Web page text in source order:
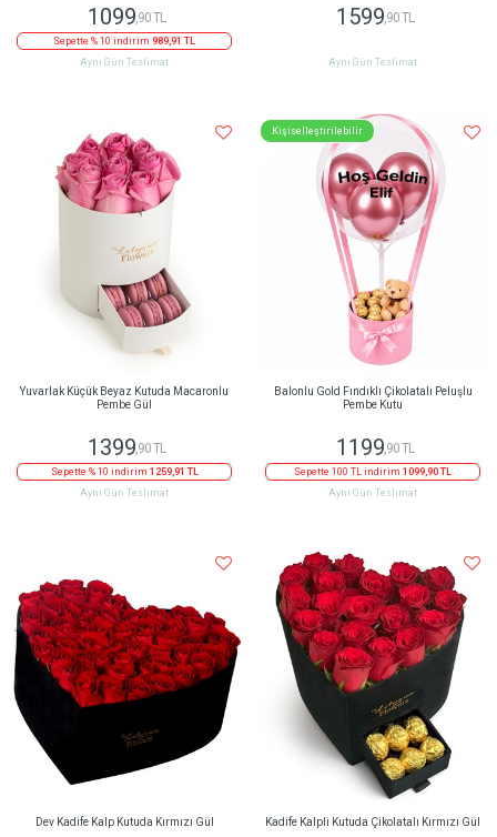
1099 ,90 TL
Sepette % 10 indirim 989,91 TL
Aynı Gün Teslimat
1599 ,90 TL
Aynı Gün Teslimat
Yuvarlak Küçük Beyaz Kutuda Macaronlu
Pembe Gül
1399,90 TL
Sepette % 10 indirim 1259,91 TL
Aynı Gün Teslimat
Kişiselleştirilebilir
Balonlu Gold Fındıklı Çikolatalı Peluşlu
Pembe Kutu
1199,90 TL
Sepette 100 TL indirim 1099,90 TL
Aynı Gün Teslimat
Dev Kadife Kalp Kutuda Kırmızı Gül Kadife Kalpli Kutuda Çikolatalı Kırmızı Gül